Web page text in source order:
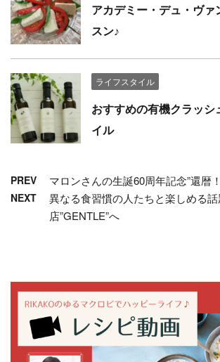
アカデミー・デュ・ヴァ
スン♪
ライフスタイル
おすすめの有機クラッシ
イル
PREV マロンさんの生誕60周年記念”還暦
NEXT
異なる食習慣の人たちと楽しめる
店”GENTLE”へ